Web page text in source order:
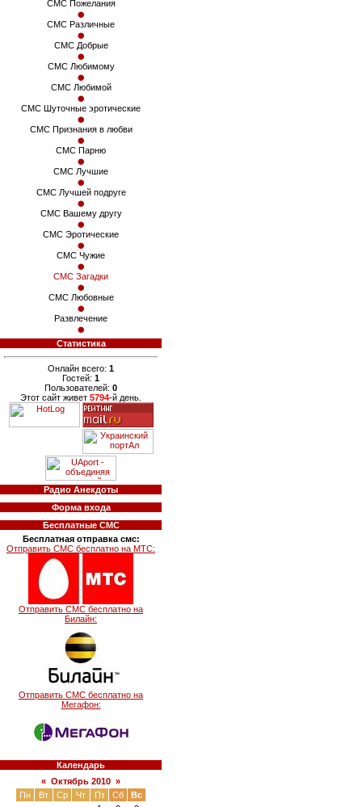
СМС Пожелания
СМС Различные
СМС Добрые
СМС Любимому
СМС Любимой
СМС Шуточные эротические
СМС Признания в любви
СМС Парню
СМС Лучшие
СМС Лучшей подруге
СМС Вашему другу
СМС Эротические
СМС Чужие
СМС Загадки
СМС Любовные
Развлечение
Статистика
Онлайн всего: 1
Гостей: 1
Пользователей: 0
Этот сайт живет 5794-й день.
Радио Анекдоты
Форма входа
Бесплатные СМС
Бесплатная отправка смс:
Отправить СМС бесплатно на МТС:
Отправить СМС бесплатно на
Билайн:
Отправить СМС бесплатно на
Мегафон:
Календарь
« Октябрь 2010 »
Пн
Вт Ср Чт Пт Сб
Вс